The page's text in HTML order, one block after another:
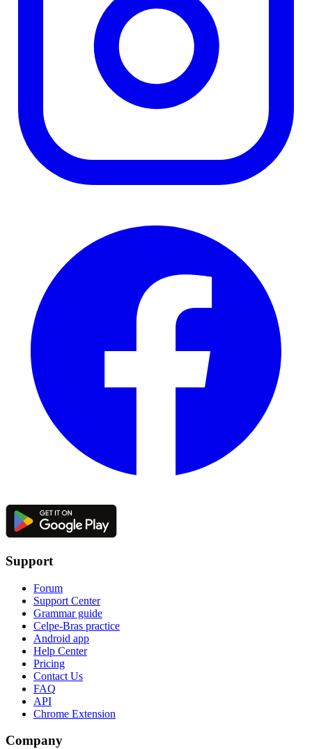
Support
Forum
Support Center
Grammar guide
Celpe-Bras practice
Android app
Help Center
Pricing
Contact Us
FAQ
API
Chrome Extension
Company